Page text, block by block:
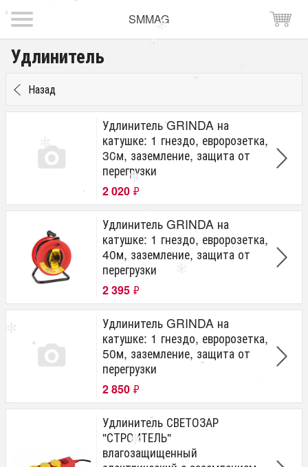
SMMAG
Удлинитель
Назад
Удлинитель GRINDA на
катушке: 1 гнездо, евророзетка,
30м, заземление, защита от
перегрузки
2 020 ₽
Удлинитель GRINDA на
катушке: 1 гнездо, евророзетка,
40м, заземление, защита от
перегрузки
2 395 ₽
Удлинитель GRINDA на
катушке: 1 гнездо, евророзетка,
50м, заземление, защита от
перегрузки
2 850 ₽
Удлинитель СВЕТОЗАР
"СТРОИТЕЛЬ"
влагозащищенный